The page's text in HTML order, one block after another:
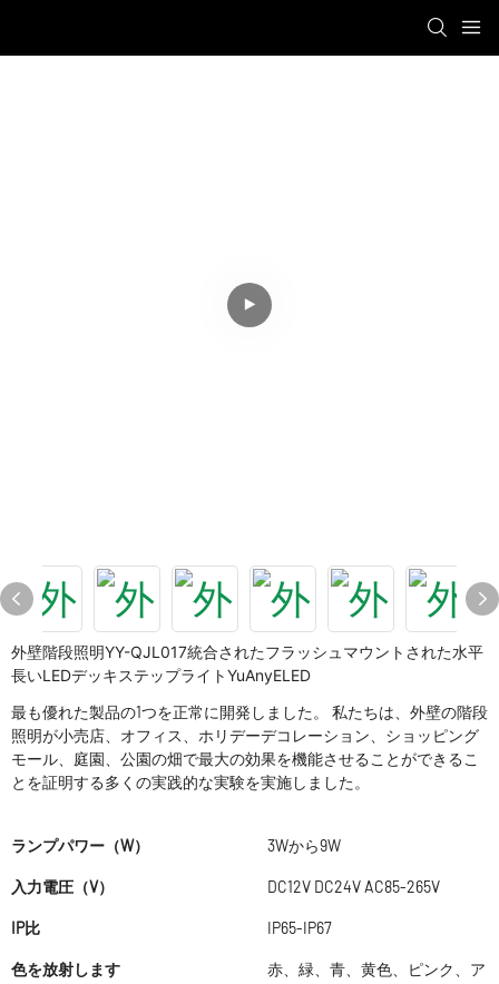
外壁階段照明YY-QJL017統合されたフラッシュマウントされた水平
長いLEDデッキステップライトYuAnyELED
最も優れた製品の1つを正常に開発しました。 私たちは、外壁の階段
照明が小売店、オフィス、ホリデーデコレーション、ショッピング
モール、庭園、公園の畑で最大の効果を機能させることができるこ
とを証明する多くの実践的な実験を実施しました。
ランプパワー（W） 3Wから9W
入力電圧（V） DC12V DC24V AC85-265V
IP比 IP65-IP67
色を放射します
赤、緑、青、黄色、ピンク、ア